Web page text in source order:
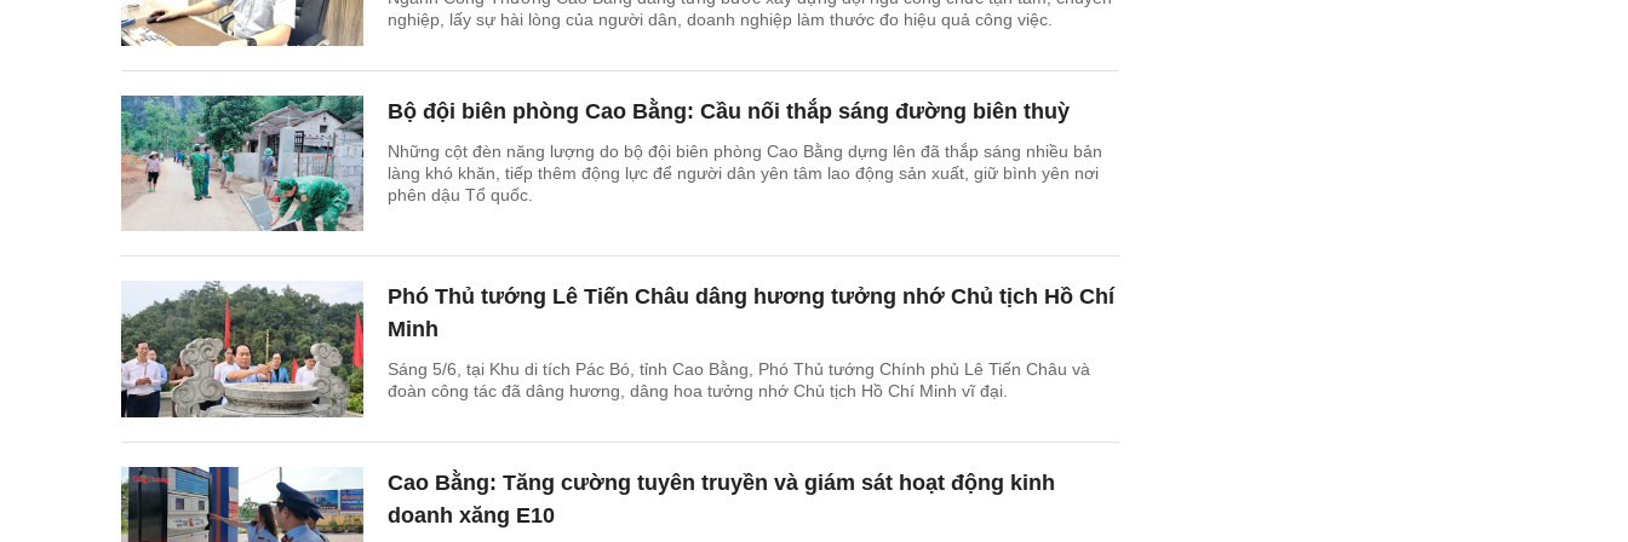
nghiệp, lấy sự hài lòng của người dân, doanh nghiệp làm thước đo hiệu quả công việc.
Bộ đội biên phòng Cao Bằng: Cầu nối thắp sáng đường biên thuỳ
Những cột đèn năng lượng do bộ đội biên phòng Cao Bằng dựng lên đã thắp sáng nhiều bản
làng khó khăn, tiếp thêm động lực để người dân yên tâm lao động sản xuất, giữ bình yên nơi
phên dậu Tổ quốc.
Phó Thủ tướng Lê Tiến Châu dâng hương tưởng nhớ Chủ tịch Hồ Chí
Minh
Sáng 5/6, tại Khu di tích Pác Bó, tỉnh Cao Bằng, Phó Thủ tướng Chính phủ Lê Tiến Châu và
đoàn công tác đã dâng hương, dâng hoa tưởng nhớ Chủ tịch Hồ Chí Minh vĩ đại.
Cao Bằng: Tăng cường tuyên truyền và giám sát hoạt động kinh
doanh xăng E10